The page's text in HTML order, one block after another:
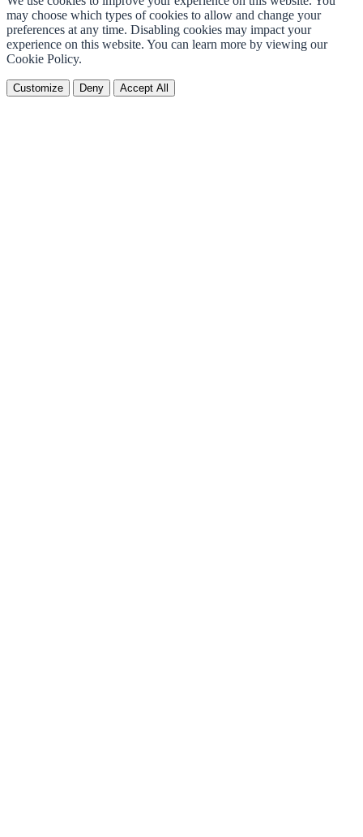
may choose which types of cookies to allow and change your
preferences at any time. Disabling cookies may impact your
experience on this website. You can learn more by viewing our
Cookie Policy.
Customize Deny Accept All